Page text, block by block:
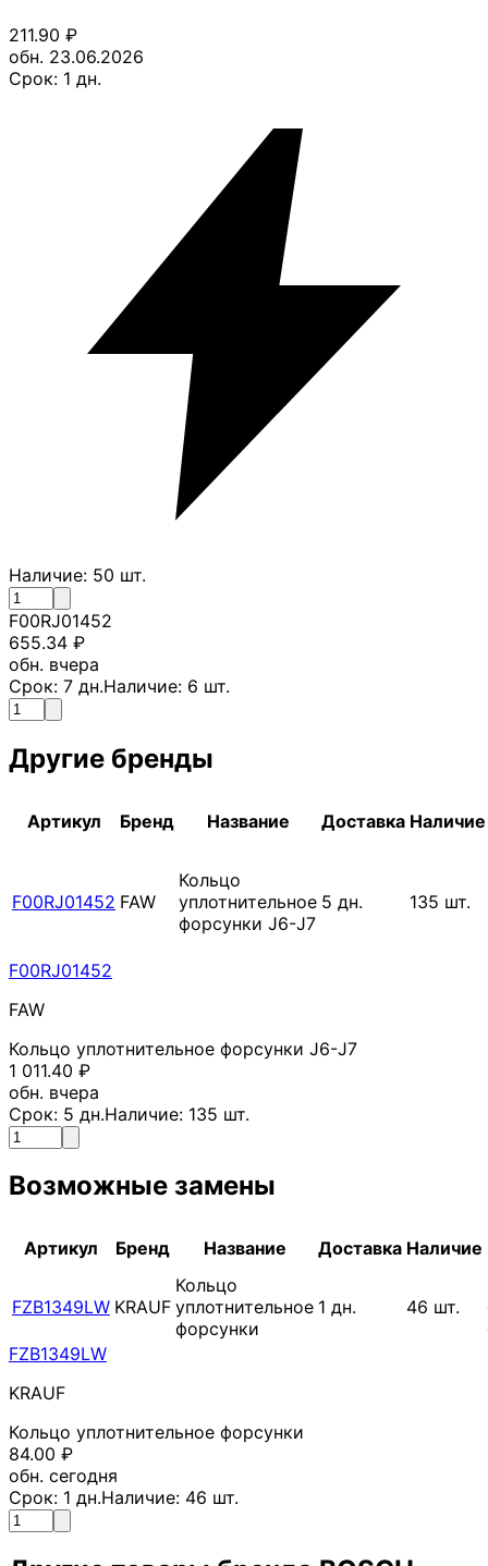
211.90 ₽
обн. 23.06.2026
Срок: 1 дн.
Наличие: 50 шт.
F00RJ01452
655.34 ₽
обн. вчера
Срок: 7 дн.Наличие: 6 шт.
Другие бренды
Артикул Бренд Название Доставка Наличие
F00RJ01452 FAW
Кольцо
уплотнительное
форсунки J6-J7
5 дн. 135 шт.
F00RJ01452
FAW
Кольцо уплотнительное форсунки J6-J7
1 011.40 ₽
обн. вчера
Срок: 5 дн.Наличие: 135 шт.
Возможные замены
Артикул Бренд Название Доставка Наличие
FZB1349LW KRAUF
Кольцо
уплотнительное
форсунки
1 дн. 46 шт.
FZB1349LW
KRAUF
Кольцо уплотнительное форсунки
84.00 ₽
обн. сегодня
Срок: 1 дн.Наличие: 46 шт.